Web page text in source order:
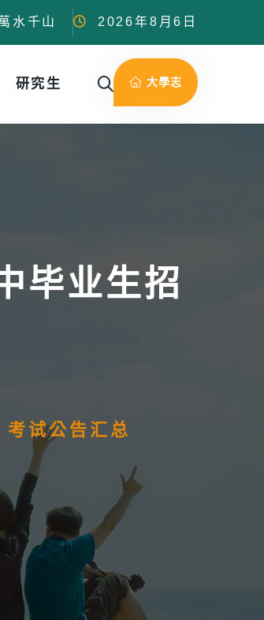
水千山 2026年8月6日
研究生 大學志
毕业生招
试公告汇总